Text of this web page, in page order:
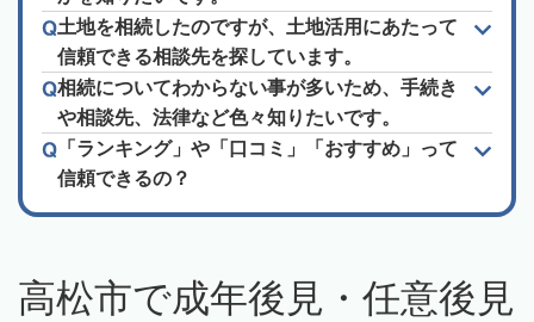
土地を相続したのですが、土地活用にあたって
信頼できる相談先を探しています。
相続についてわからない事が多いため、手続き
や相談先、法律など色々知りたいです。
「ランキング」や「口コミ」「おすすめ」って
信頼できるの？
高松市で成年後見・任意後見